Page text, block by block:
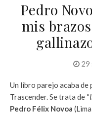
Pedro
mis
29
Un libro parejo acaba
Trascender. Se trata de “
Pedro Félix Novoa